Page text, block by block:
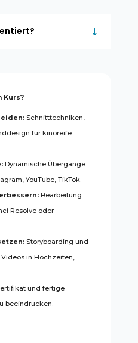
Kurs?
Schnitttechniken,
für kinoreife
Dynamische Übergänge
YouTube, TikTok.
Bearbeitung
Resolve oder
Storyboarding und
in Hochzeiten,
und fertige
beeindrucken.